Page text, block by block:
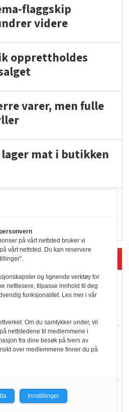
flaggskip
videre
opprettholdes
varer, men fulle
lager mat i butikken
norske
Trues av
Kolby vant
Norge sin
enklere å velge
på vårt nettsted bruker vi
vårt nettsted. Du kan reservere
og lignende verktøy for
nettlesere, tilpasse innhold til deg
funksjonalitet. Les mer i vår
Om du samtykker under, vil
nettstedene til medlemmene i
fra dine besøk på tvers av
over medlemmene finner du på
Innstillinger